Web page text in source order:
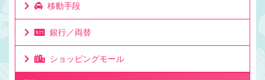
移動手段
銀行／両替
ショッピングモール